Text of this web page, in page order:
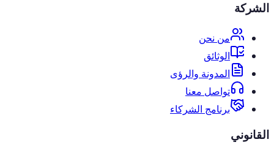
الشركة
من نحن
الوثائق
المدونة والرؤى
تواصل معنا
برنامج الشركاء
القانوني